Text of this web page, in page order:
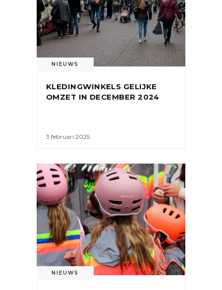
NIEUWS
KLEDINGWINKELS GELIJKE
OMZET IN DECEMBER 2024
3 februari 2025
NIEUWS